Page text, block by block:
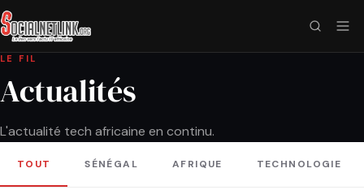
LE FIL
Actualités
L'actualité tech africaine en continu.
TOUT SÉNÉGAL AFRIQUE TECHNOLOGIE